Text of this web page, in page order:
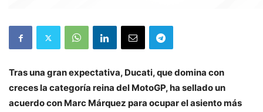
Tras una gran expectativa, Ducati, que domina con
creces la categoría reina del MotoGP, ha sellado un
acuerdo con Marc Márquez para ocupar el asiento más